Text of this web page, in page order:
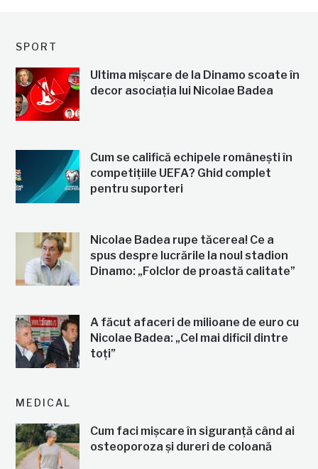
SPORT
Ultima mișcare de la Dinamo scoate în
decor asociația lui Nicolae Badea
Cum se califică echipele românești în
competițiile UEFA? Ghid complet
pentru suporteri
Nicolae Badea rupe tăcerea! Ce a
spus despre lucrările la noul stadion
Dinamo: „Folclor de proastă calitate”
A făcut afaceri de milioane de euro cu
Nicolae Badea: „Cel mai dificil dintre
toți”
MEDICAL
Cum faci mișcare în siguranță când ai
osteoporoza și dureri de coloană